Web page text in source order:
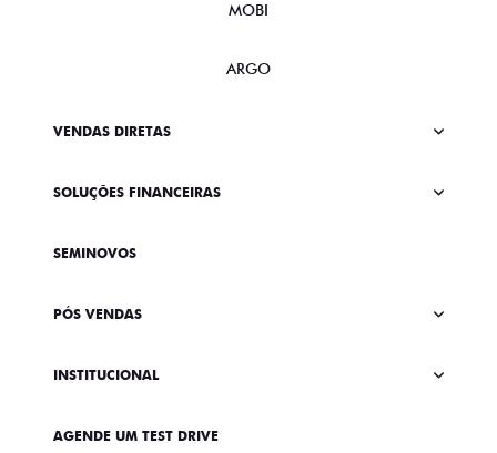
MOBI
ARGO
VENDAS DIRETAS
SOLUÇÕES FINANCEIRAS
SEMINOVOS
PÓS VENDAS
INSTITUCIONAL
AGENDE UM TEST DRIVE